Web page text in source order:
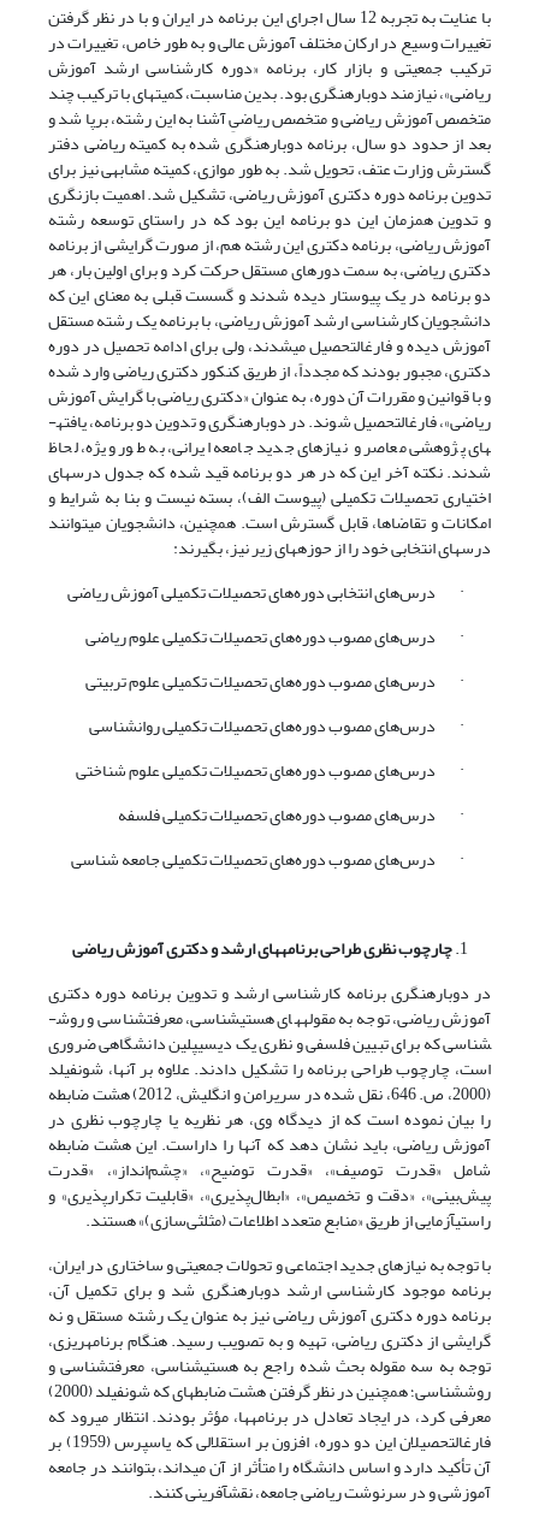
با عنایت به تجربه 12 سال اجرای این برنامه در ایران و با در نظر گرفتن
تغییرات وسیع در ارکان مختلف آموزش عالی و به طور خاص، تغییرات در
ترکیب جمعیتی و بازار کار، برنامه «دوره کارشناسی ارشد آموزش
ریاضی»، نیازمند دوباره­نگری بود. بدین مناسبت، کمیته­ای با ترکیب چند
متخصص آموزش ریاضی و متخصص ریاضیِ آشنا به این رشته، برپا شد و
بعد از حدود دو سال، برنامه دوباره­نگری شده به کمیته ریاضی دفتر
گسترش وزارت عتف، تحویل شد. به طور موازی، کمیته­ مشابهی نیز برای
تدوین برنامه دوره دکتری آموزش ریاضی، تشکیل شد. اهمیت بازنگری
و تدوین هم­زمان این دو برنامه این بود که در راستای توسعه رشته
آموزش ریاضی، برنامه دکتری این رشته هم، از صورت گرایشی از برنامه
دکتری ریاضی، به سمت دوره­ای مستقل حرکت کرد و برای اولین بار، هر
دو برنامه در یک پیوستار دیده شدند و گسست قبلی به معنای این که
دانشجویان کارشناسی ارشد آموزش ریاضی، با برنامه یک رشته مستقل
آموزش دیده و فارغ­التحصیل می­شدند، ولی برای ادامه تحصیل در دوره
دکتری، مجبور بودند که مجدداً، از طریق کنکور دکتری ریاضی وارد شده
و با قوانین و مقررات آن دوره، به عنوان «دکتری ریاضی با گرایش آموزش
ریاضی»، فارغ­التحصیل شوند. در دوباره­نگری و تدوین دو برنامه، یافته­
های پژوهشی معاصر و نیازهای جدید جامعه ایرانی، به طور ویژه، لحاظ
شدند. نکته آخر این که در هر دو برنامه قید شده که جدول درس­های
اختیاری تحصیلات تکمیلی (پیوست الف)، بسته نیست و بنا به شرایط و
امکانات و تقاضاها، قابل گسترش است. همچنین، دانشجویان می­توانند
درس­های انتخابی خود را از حوزه­های زیر نیز، بگیرند:
· درس‌های انتخابی دوره‌های تحصیلات تکمیلی آموزش ریاضی
· درس‌های مصوب دوره‌های تحصیلات تکمیلی علوم ریاضی
· درس‌های مصوب دوره‌های تحصیلات تکمیلی علوم تربیتی
· درس‌های مصوب دوره‌های تحصیلات تکمیلی روان­شناسی
· درس‌های مصوب دوره‌های تحصیلات تکمیلی علوم شناختی
· درس‌های مصوب دوره‌های تحصیلات تکمیلی فلسفه
· درس‌های مصوب دوره‌های تحصیلات تکمیلی جامعه شناسی
چارچوب نظری طراحی برنامه­های ارشد و دکتری آموزش ریاضی
در دوباره­نگری برنامه کارشناسی ارشد و تدوین برنامه دوره دکتری
آموزش ریاضی، توجه به مقوله­های هستی­شناسی، معرفت­شناسی و روش­
شناسی که برای تبیین فلسفی و نظری یک دیسیپلین دانشگاهی ضروری
است، چارچوب طراحی برنامه را تشکیل دادند. علاوه بر آنها، شونفیلد
(2000، ص. 646، نقل شده در سریرامن و انگلیش، 2012) هشت ضابطه
را بیان نموده است که از دیدگاه وی، هر نظریه یا چارچوب نظری در
آموزش ریاضی، باید نشان دهد که آنها را داراست. این هشت ضابطه
شامل «­قدرت توصیف»، «قدرت توضیح»، «چشم‌انداز»، «قدرت
پیش‌بینی»، «دقت و تخصیص»، «ابطال‌پذیری»، «قابلیت تکرارپذیری» و
راستی­آزمایی از طریق «منابع متعدد اطلاعات (مثلثی‌سازی)» هستند.
با توجه به نیازهای جدید اجتماعی و تحولات جمعیتی و ساختاری در ایران،
برنامه موجود کارشناسی ارشد دوباره­نگری شد و برای تکمیل آن،
برنامه دوره دکتری آموزش ریاضی نیز به عنوان یک رشته مستقل و نه
گرایشی از دکتری ریاضی، تهیه و به تصویب رسید. هنگام برنامه­ریزی،
توجه به سه مقوله بحث شده راجع به هستی­شناسی، معرفت­شناسی و
روش­شناسی؛ همچنین در نظر گرفتن هشت ضابطه­ای که شونفیلد (2000)
معرفی کرد، در ایجاد تعادل در برنامه­ها، مؤثر بودند. انتظار می­رود که
فارغ­التحصیلان این دو دوره، افزون بر استقلالی که یاسپرس (1959) بر
آن تأکید دارد و اساس دانشگاه را متأثر از آن می­داند، بتوانند در جامعه
آموزشی و در سرنوشت ریاضی جامعه، نقش­آفرینی کنند.